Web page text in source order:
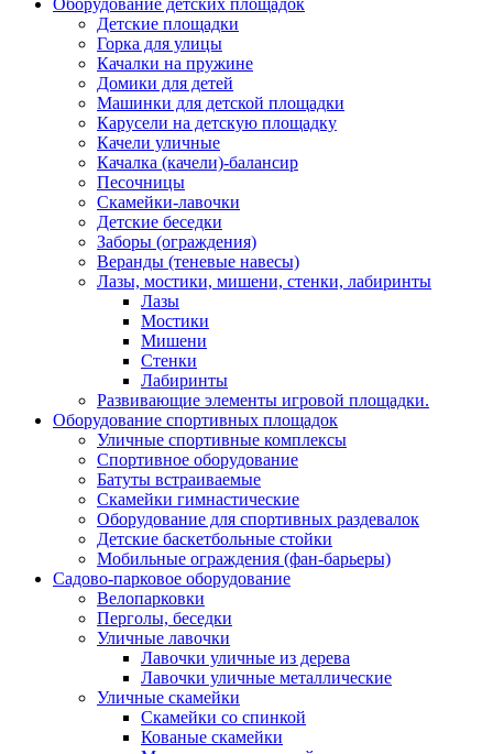
Оборудование детских площадок
Детские площадки
Горка для улицы
Качалки на пружине
Домики для детей
Машинки для детской площадки
Карусели на детскую площадку
Качели уличные
Качалка (качели)-балансир
Песочницы
Скамейки-лавочки
Детские беседки
Заборы (ограждения)
Веранды (теневые навесы)
Лазы, мостики, мишени, стенки, лабиринты
Лазы
Мостики
Мишени
Стенки
Лабиринты
Развивающие элементы игровой площадки.
Оборудование спортивных площадок
Уличные спортивные комплексы
Спортивное оборудование
Батуты встраиваемые
Скамейки гимнастические
Оборудование для спортивных раздевалок
Детские баскетбольные стойки
Мобильные ограждения (фан-барьеры)
Садово-парковое оборудование
Велопарковки
Перголы, беседки
Уличные лавочки
Лавочки уличные из дерева
Лавочки уличные металлические
Уличные скамейки
Скамейки со спинкой
Кованые скамейки